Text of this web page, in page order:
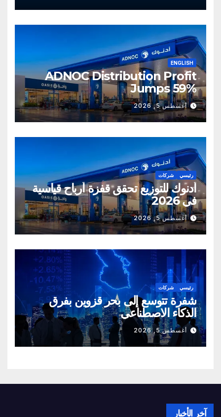
ENGLISH
ADNOC Distribution Profit
Jumps 59%
أغسطس 5, 2026
رئيسي شركات
أدنوك للتوزيع تحقق قفزة أرباح قياسية
في 2026
أغسطس 5, 2026
رئيسي شركات
شفرة تتوسع إلى بحر قزوين بفرق
الذكاء الاصطناعي
أغسطس 5, 2026
آخر الأخبار